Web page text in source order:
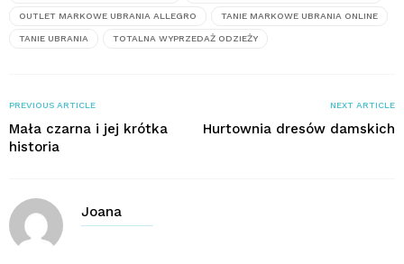
OUTLET MARKOWE UBRANIA ALLEGRO TANIE MARKOWE UBRANIA ONLINE
TANIE UBRANIA TOTALNA WYPRZEDAŻ ODZIEŻY
PREVIOUS ARTICLE
Mała czarna i jej krótka
historia
NEXT ARTICLE
Hurtownia dresów damskich
Joana